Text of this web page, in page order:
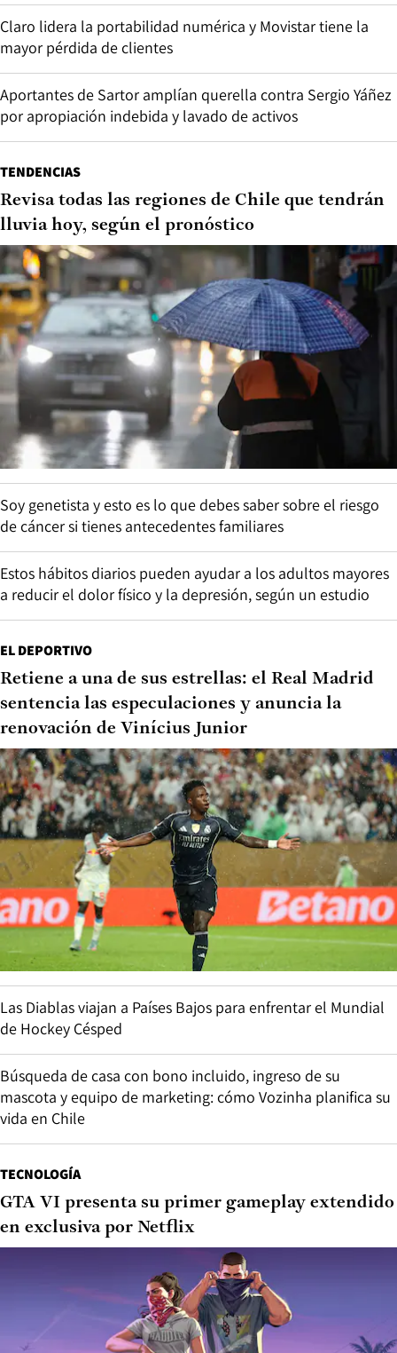
Claro lidera la portabilidad numérica y Movistar tiene la
mayor pérdida de clientes
Aportantes de Sartor amplían querella contra Sergio Yáñez
por apropiación indebida y lavado de activos
TENDENCIAS
Revisa todas las regiones de Chile que tendrán
lluvia hoy, según el pronóstico
Soy genetista y esto es lo que debes saber sobre el riesgo
de cáncer si tienes antecedentes familiares
Estos hábitos diarios pueden ayudar a los adultos mayores
a reducir el dolor físico y la depresión, según un estudio
EL DEPORTIVO
Retiene a una de sus estrellas: el Real Madrid
sentencia las especulaciones y anuncia la
renovación de Vinícius Junior
Las Diablas viajan a Países Bajos para enfrentar el Mundial
de Hockey Césped
Búsqueda de casa con bono incluido, ingreso de su
mascota y equipo de marketing: cómo Vozinha planifica su
vida en Chile
TECNOLOGÍA
GTA VI presenta su primer gameplay extendido
en exclusiva por Netflix